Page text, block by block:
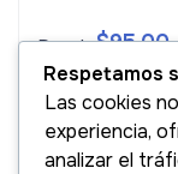
Desde$95.00
5(6)
Respetamos
Las cookies
experiencia,
analizar el